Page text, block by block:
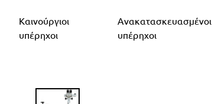
Καινούργιοι
υπέρηχοι
Ανακατασκευασμένοι
υπέρηχοι